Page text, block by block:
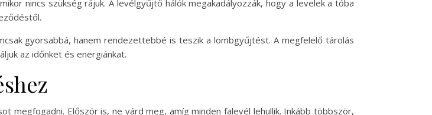
nincs szükség rájuk. A levélgyűjtő hálók megakadályozzák, hogy a levelek a tóba
gyorsabbá, hanem rendezettebbé is teszik a lombgyűjtést. A megfelelő tárolás
az időnket és energiánkat.
megfogadni. Először is, ne várd meg, amíg minden falevél lehullik. Inkább többször,